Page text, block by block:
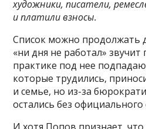
художники, писатели,
и платили взносы.
Список можно продолжать
«ни дня не работал» звучит
практике под нее
которые трудились,
и семье, но из-за
остались без официального